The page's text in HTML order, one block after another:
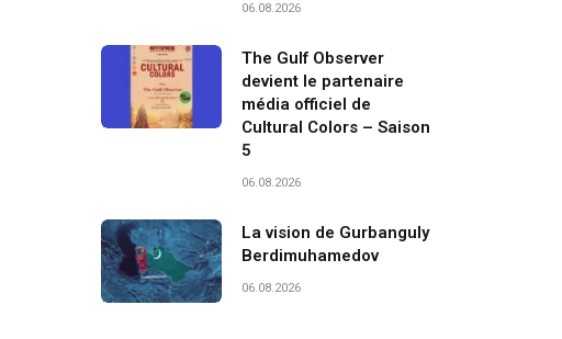
06.08.2026
The Gulf Observer
devient le partenaire
média officiel de
Cultural Colors – Saison
5
06.08.2026
La vision de Gurbanguly
Berdimuhamedov
06.08.2026